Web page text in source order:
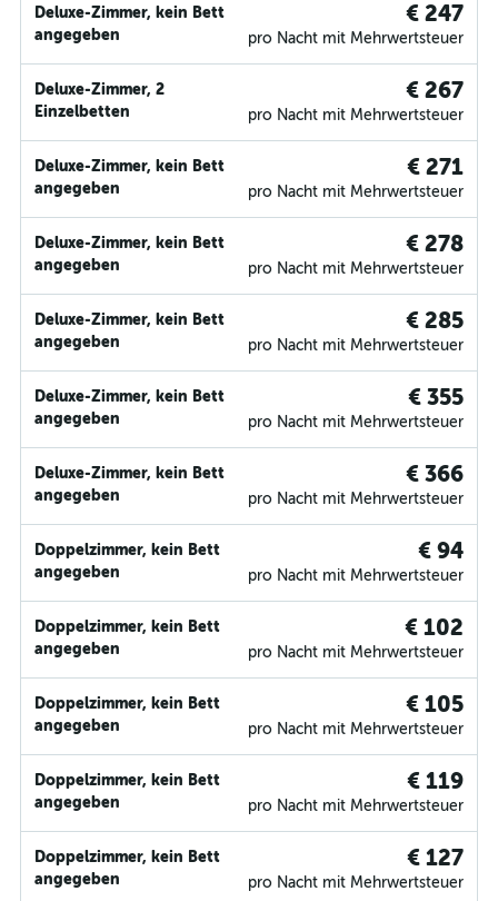
Deluxe-Zimmer, kein Bett
angegeben
€ 247
pro Nacht mit Mehrwertsteuer
Deluxe-Zimmer, 2
Einzelbetten
€ 267
pro Nacht mit Mehrwertsteuer
Deluxe-Zimmer, kein Bett
angegeben
€ 271
pro Nacht mit Mehrwertsteuer
Deluxe-Zimmer, kein Bett
angegeben
€ 278
pro Nacht mit Mehrwertsteuer
Deluxe-Zimmer, kein Bett
angegeben
€ 285
pro Nacht mit Mehrwertsteuer
Deluxe-Zimmer, kein Bett
angegeben
€ 355
pro Nacht mit Mehrwertsteuer
Deluxe-Zimmer, kein Bett
angegeben
€ 366
pro Nacht mit Mehrwertsteuer
Doppelzimmer, kein Bett
angegeben
€ 94
pro Nacht mit Mehrwertsteuer
Doppelzimmer, kein Bett
angegeben
€ 102
pro Nacht mit Mehrwertsteuer
Doppelzimmer, kein Bett
angegeben
€ 105
pro Nacht mit Mehrwertsteuer
Doppelzimmer, kein Bett
angegeben
€ 119
pro Nacht mit Mehrwertsteuer
Doppelzimmer, kein Bett
angegeben
€ 127
pro Nacht mit Mehrwertsteuer